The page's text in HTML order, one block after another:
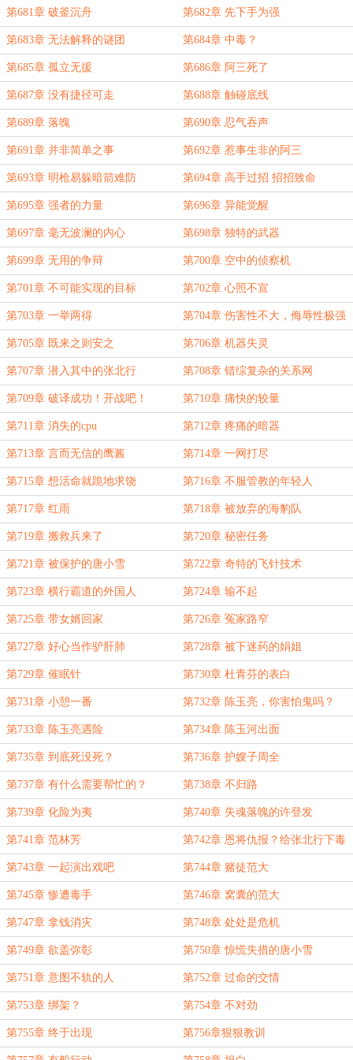
第681章 破釜沉舟 第682章 先下手为强
第683章 无法解释的谜团 第684章 中毒？
第685章 孤立无援 第686章 阿三死了
第687章 没有捷径可走 第688章 触碰底线
第689章 落魄 第690章 忍气吞声
第691章 并非简单之事 第692章 惹事生非的阿三
第693章 明枪易躲暗箭难防 第694章 高手过招 招招致命
第695章 强者的力量 第696章 异能觉醒
第697章 毫无波澜的内心 第698章 独特的武器
第699章 无用的争辩 第700章 空中的侦察机
第701章 不可能实现的目标 第702章 心照不宣
第703章 一举两得 第704章 伤害性不大，侮辱性极强
第705章 既来之则安之 第706章 机器失灵
第707章 潜入其中的张北行 第708章 错综复杂的关系网
第709章 破译成功！开战吧！ 第710章 痛快的较量
第711章 消失的cpu 第712章 疼痛的暗器
第713章 言而无信的鹰酱 第714章 一网打尽
第715章 想活命就跪地求饶 第716章 不服管教的年轻人
第717章 红雨 第718章 被放弃的海豹队
第719章 搬救兵来了 第720章 秘密任务
第721章 被保护的唐小雪 第722章 奇特的飞针技术
第723章 横行霸道的外国人 第724章 输不起
第725章 带女婿回家 第726章 冤家路窄
第727章 好心当作驴肝肺 第728章 被下迷药的娟姐
第729章 催眠针 第730章 杜青芬的表白
第731章 小憩一番 第732章 陈玉亮，你害怕鬼吗？
第733章 陈玉亮遇险 第734章 陈玉河出面
第735章 到底死没死？ 第736章 护嫂子周全
第737章 有什么需要帮忙的？ 第738章 不归路
第739章 化险为夷 第740章 失魂落魄的许登发
第741章 范林芳 第742章 恩将仇报？给张北行下毒
第743章 一起演出戏吧 第744章 赌徒范大
第745章 惨遭毒手 第746章 窝囊的范大
第747章 拿钱消灾 第748章 处处是危机
第749章 欲盖弥彰 第750章 惊慌失措的唐小雪
第751章 意图不轨的人 第752章 过命的交情
第753章 绑架？ 第754章 不对劲
第755章 终于出现 第756章狠狠教训